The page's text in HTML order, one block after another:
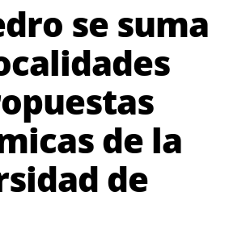
se suma
de la
de